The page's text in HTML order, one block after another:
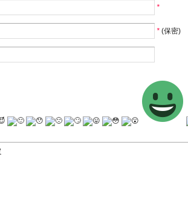
*
*(保密)